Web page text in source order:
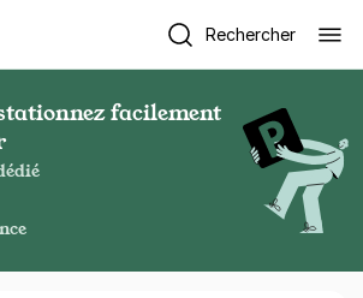
Rechercher
facilement